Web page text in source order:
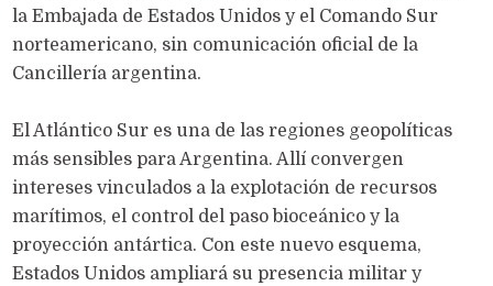
la Embajada de Estados Unidos y el Comando Sur
norteamericano, sin comunicación oficial de la
Cancillería argentina.
El Atlántico Sur es una de las regiones geopolíticas
más sensibles para Argentina. Allí convergen
intereses vinculados a la explotación de recursos
marítimos, el control del paso bioceánico y la
proyección antártica. Con este nuevo esquema,
Estados Unidos ampliará su presencia militar y